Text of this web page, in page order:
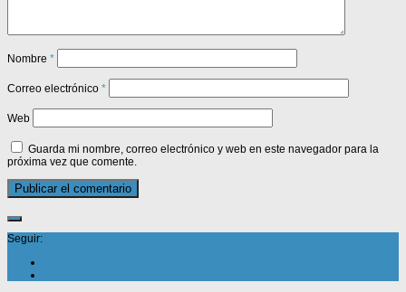
Nombre *
Correo electrónico *
Web
Guarda mi nombre, correo electrónico y web en este navegador para la
próxima vez que comente.
Seguir: